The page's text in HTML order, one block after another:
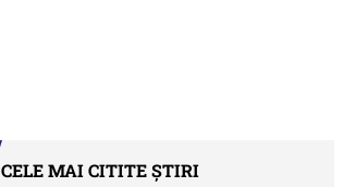
CELE MAI CITITE ȘTIRI